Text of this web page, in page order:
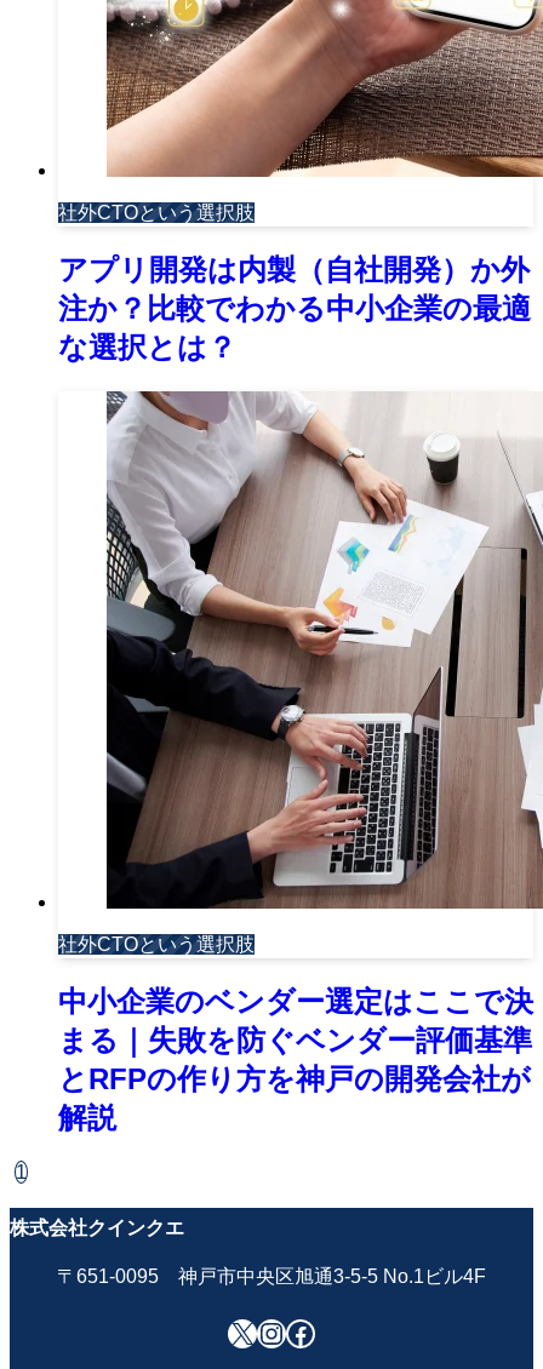
社外CTOという選択肢
アプリ開発は内製（自社開発）か外
注か？比較でわかる中小企業の最適
な選択とは？
社外CTOという選択肢
中小企業のベンダー選定はここで決
まる｜失敗を防ぐベンダー評価基準
とRFPの作り方を神戸の開発会社が
解説
1
株式会社クインクエ
〒651-0095 神戸市中央区旭通3-5-5 No.1ビル4F
X Instagram
Facebook